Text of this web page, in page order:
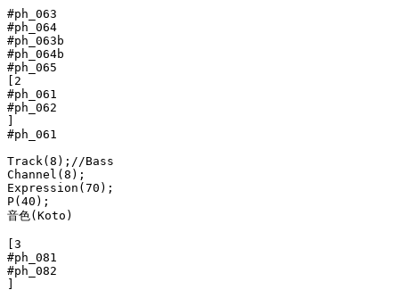
#ph_063
#ph_064
#ph_063b
#ph_064b
#ph_065
[2
#ph_061
#ph_062
#ph_061
Track(8);//Bass
Channel(8);
Expression(70);
P(40);
音色(Koto)
[3
#ph_081
#ph_082